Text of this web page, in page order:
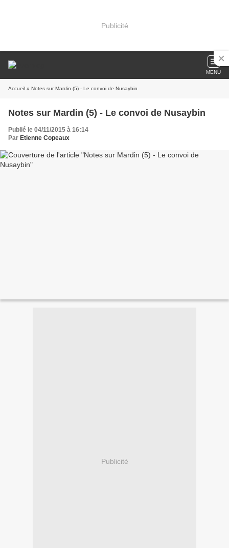
Publicité
MENU
Accueil » Notes sur Mardin (5) - Le convoi de Nusaybin
Notes sur Mardin (5) - Le convoi de Nusaybin
Publié le 04/11/2015 à 16:14
Par Etienne Copeaux
Publicité